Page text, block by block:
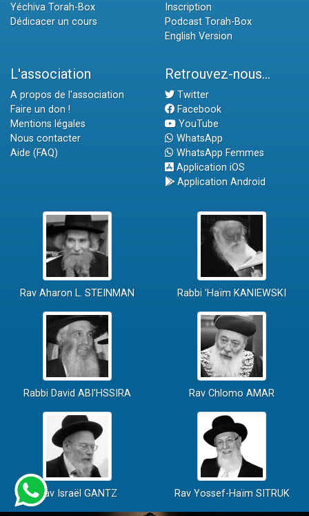
Yéchiva Torah-Box
Dédicacer un cours
Inscription
Podcast Torah-Box
English Version
L'association
A propos de l'association
Faire un don !
Mentions légales
Nous contacter
Aide (FAQ)
Retrouvez-nous...
Twitter
Facebook
YouTube
WhatsApp
WhatsApp Femmes
Application iOS
Application Android
Rav Aharon L. STEINMAN Rabbi 'Haïm KANIEWSKI
Rabbi David ABI'HSSIRA Rav Chlomo AMAR
Rav Israël GANTZ Rav Yossef-Haïm SITRUK